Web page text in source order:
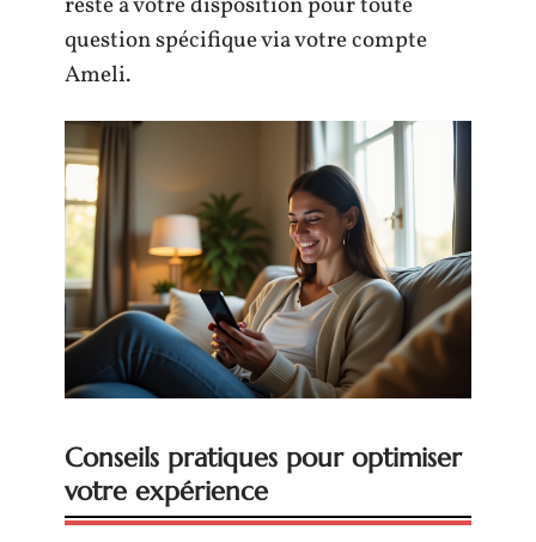
question spécifique via votre compte
Ameli.
Conseils pratiques pour optimiser
votre expérience